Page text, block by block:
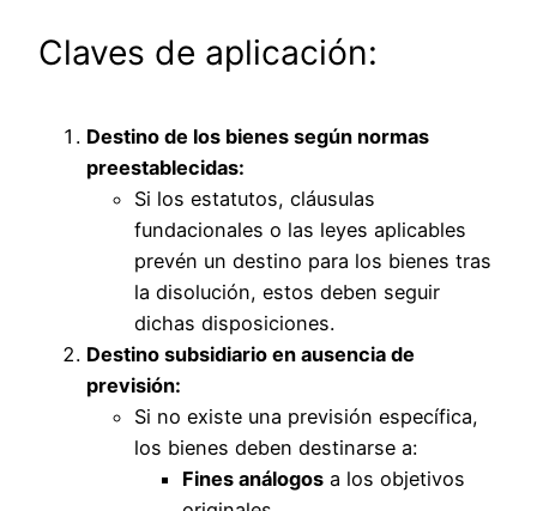
Claves de aplicación:
Destino de los bienes según normas
preestablecidas:
Si los estatutos, cláusulas
fundacionales o las leyes aplicables
prevén un destino para los bienes tras
la disolución, estos deben seguir
dichas disposiciones.
Destino subsidiario en ausencia de
previsión:
Si no existe una previsión específica,
los bienes deben destinarse a:
Fines análogos a los objetivos